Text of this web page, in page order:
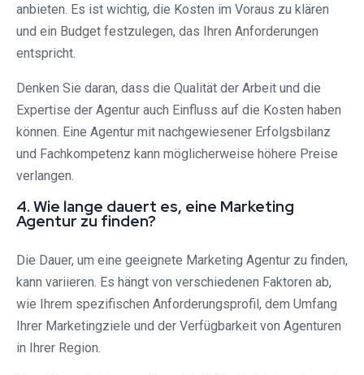
anbieten. Es ist wichtig, die Kosten im Voraus zu klären
und ein Budget festzulegen, das Ihren Anforderungen
entspricht.
Denken Sie daran, dass die Qualität der Arbeit und die
Expertise der Agentur auch Einfluss auf die Kosten haben
können. Eine Agentur mit nachgewiesener Erfolgsbilanz
und Fachkompetenz kann möglicherweise höhere Preise
verlangen.
4. Wie lange dauert es, eine Marketing
Agentur zu finden?
Die Dauer, um eine geeignete Marketing Agentur zu finden,
kann variieren. Es hängt von verschiedenen Faktoren ab,
wie Ihrem spezifischen Anforderungsprofil, dem Umfang
Ihrer Marketingziele und der Verfügbarkeit von Agenturen
in Ihrer Region.